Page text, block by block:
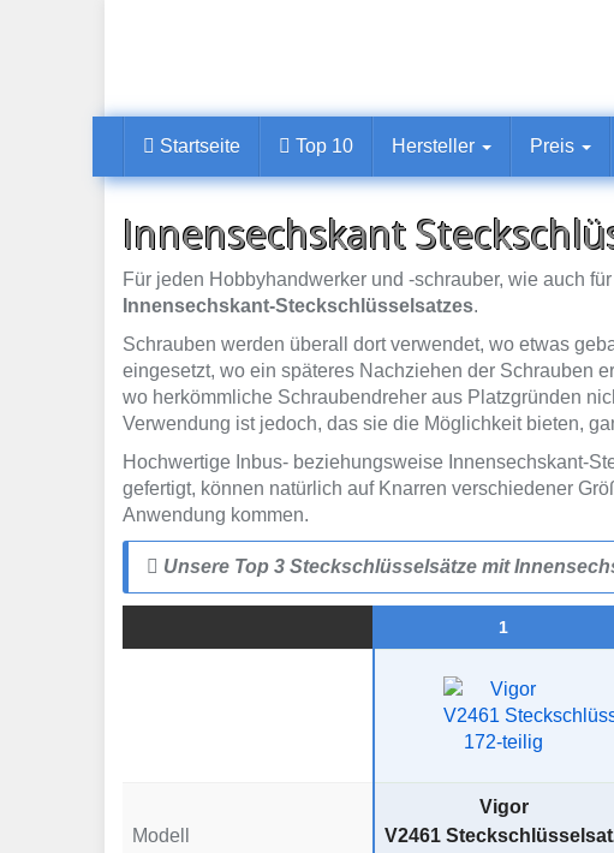
Startseite Top 10 Hersteller Preis
Innensechskant
Für jeden Hobbyhandwerker und -schrauber, wie auch
Innensechskant-Steckschlüsselsatzes.
Schrauben werden überall dort verwendet, wo etwas
eingesetzt, wo ein späteres Nachziehen der Schrauben
wo herkömmliche Schraubendreher aus Platzgründen
Verwendung ist jedoch, das sie die Möglichkeit bieten,
Hochwertige Inbus- beziehungsweise Innensechskant-
gefertigt, können natürlich auf Knarren verschiedener
Anwendung kommen.
Unsere Top 3 Steckschlüsselsätze mit
1
Modell
Vigor
V2461